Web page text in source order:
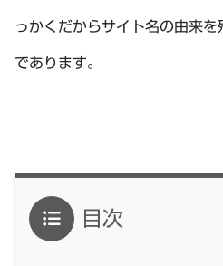
っかくだからサイト名の由来
であります。
目次